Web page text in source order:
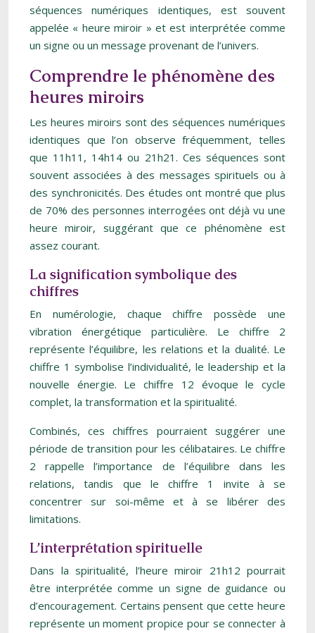
séquences numériques identiques, est souvent
appelée « heure miroir » et est interprétée comme
un signe ou un message provenant de l’univers.
Comprendre le phénomène des
heures miroirs
Les heures miroirs sont des séquences numériques
identiques que l’on observe fréquemment, telles
que 11h11, 14h14 ou 21h21. Ces séquences sont
souvent associées à des messages spirituels ou à
des synchronicités. Des études ont montré que plus
de 70% des personnes interrogées ont déjà vu une
heure miroir, suggérant que ce phénomène est
assez courant.
La signification symbolique des
chiffres
En numérologie, chaque chiffre possède une
vibration énergétique particulière. Le chiffre 2
représente l’équilibre, les relations et la dualité. Le
chiffre 1 symbolise l’individualité, le leadership et la
nouvelle énergie. Le chiffre 12 évoque le cycle
complet, la transformation et la spiritualité.
Combinés, ces chiffres pourraient suggérer une
période de transition pour les célibataires. Le chiffre
2 rappelle l’importance de l’équilibre dans les
relations, tandis que le chiffre 1 invite à se
concentrer sur soi-même et à se libérer des
limitations.
L’interprétation spirituelle
Dans la spiritualité, l’heure miroir 21h12 pourrait
être interprétée comme un signe de guidance ou
d’encouragement. Certains pensent que cette heure
représente un moment propice pour se connecter à